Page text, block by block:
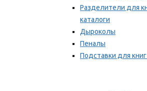
Разделители для
каталоги
Дыроколы
Пеналы
Подставки для